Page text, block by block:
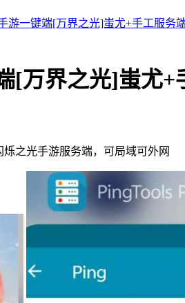
游一键端[万界之光]蚩尤+手工服务
[万界之光]蚩尤
之光手游服务端，可局域可外网